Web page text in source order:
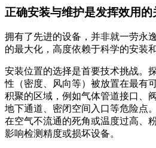
正确安装与维护是发挥效用的
拥有了先进的设备，并非就一劳永
的最大化，高度依赖于科学的安装
安装位置的选择是首要技术挑战。
性（密度、风向等）被放置在最有
积聚的区域，例如气体管道接口、
地下通道、密闭空间入口等危险点
在空气不流通的死角或温度过高、
影响检测精度或损坏设备。